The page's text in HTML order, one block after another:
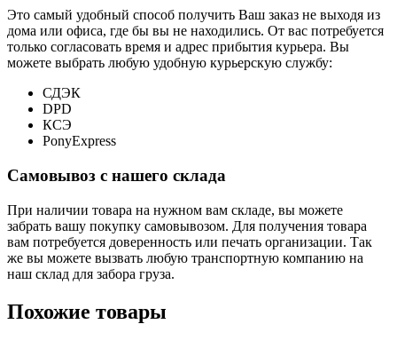
Это самый удобный способ получить Ваш заказ не выходя из
дома или офиса, где бы вы не находились. От вас потребуется
только согласовать время и адрес прибытия курьера. Вы
можете выбрать любую удобную курьерскую службу:
СДЭК
DPD
КСЭ
PonyExpress
Самовывоз с нашего склада
При наличии товара на нужном вам складе, вы можете
забрать вашу покупку самовывозом. Для получения товара
вам потребуется доверенность или печать организации. Так
же вы можете вызвать любую транспортную компанию на
наш склад для забора груза.
Похожие товары